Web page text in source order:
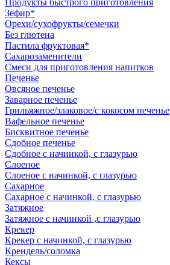
Продукты быстрого приготовления
Зефир*
Орехи/сухофрукты/семечки
Без глютена
Пастила фруктовая*
Сахарозаменители
Смеси для приготовления напитков
Печенье
Овсяное печенье
Заварное печенье
Грильяжное/злаковое/с кокосом печенье
Вафельное печенье
Бисквитное печенье
Сдобное печенье
Сдобное с начинкой, с глазурью
Слоеное
Слоеное с начинкой, с глазурью
Сахарное
Сахарное с начинкой, с глазурью
Затяжное
Затяжное с начинкой ,с глазурью
Крекер
Крекер с начинкой, с глазурью
Крендель/соломка
Кексы